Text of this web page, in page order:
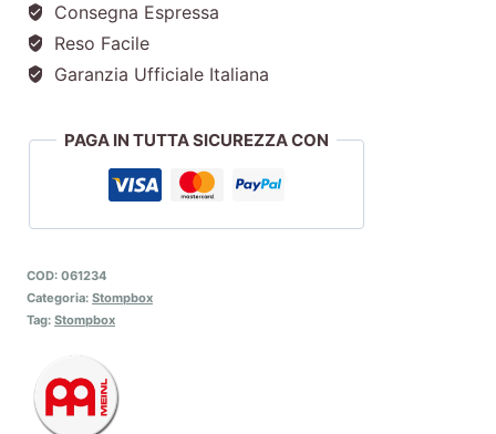
Consegna Espressa
Reso Facile
Garanzia Ufficiale Italiana
PAGA IN TUTTA SICUREZZA CON
COD: 061234
Categoria: Stompbox
Tag: Stompbox